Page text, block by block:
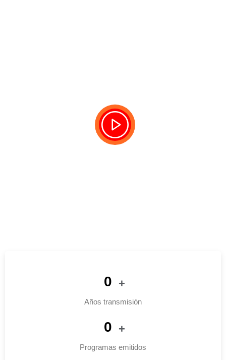
0 +
Años transmisión
0 +
Programas emitidos